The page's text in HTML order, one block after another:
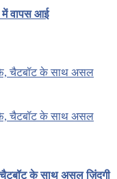
में वापस आई
के साथ असल ज़िंदगी